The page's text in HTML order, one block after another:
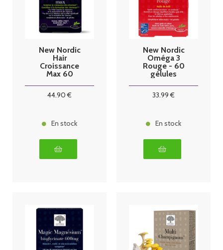
New Nordic
Hair
Croissance
Max 60
44.90 €
En stock
New Nordic
Oméga 3
Rouge - 60
gélules
33.99 €
En stock